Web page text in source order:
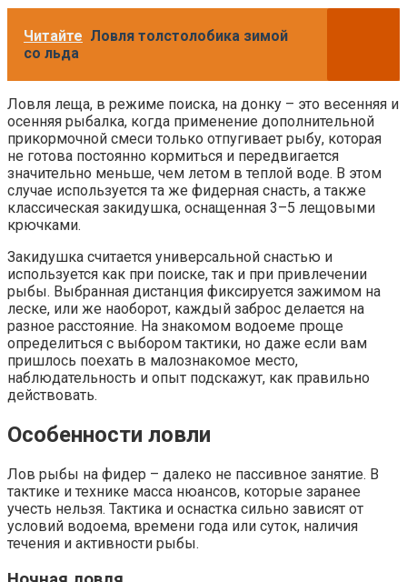
Читайте Ловля толстолобика зимой
со льда
Ловля леща, в режиме поиска, на донку – это весенняя и
осенняя рыбалка, когда применение дополнительной
прикормочной смеси только отпугивает рыбу, которая
не готова постоянно кормиться и передвигается
значительно меньше, чем летом в теплой воде. В этом
случае используется та же фидерная снасть, а также
классическая закидушка, оснащенная 3–5 лещовыми
крючками.
Закидушка считается универсальной снастью и
используется как при поиске, так и при привлечении
рыбы. Выбранная дистанция фиксируется зажимом на
леске, или же наоборот, каждый заброс делается на
разное расстояние. На знакомом водоеме проще
определиться с выбором тактики, но даже если вам
пришлось поехать в малознакомое место,
наблюдательность и опыт подскажут, как правильно
действовать.
Особенности ловли
Лов рыбы на фидер – далеко не пассивное занятие. В
тактике и технике масса нюансов, которые заранее
учесть нельзя. Тактика и оснастка сильно зависят от
условий водоема, времени года или суток, наличия
течения и активности рыбы.